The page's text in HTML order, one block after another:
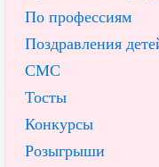
По профессиям
Поздравления
СМС
Тосты
Конкурсы
Розыгрыши